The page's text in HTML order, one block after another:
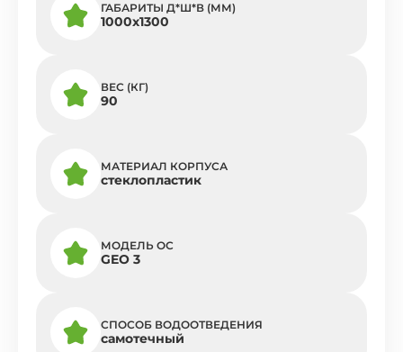
ГАБАРИТЫ Д*Ш*В (ММ)
1000х1300
ВЕС (КГ)
90
МАТЕРИАЛ КОРПУСА
стеклопластик
МОДЕЛЬ ОС
GEO 3
СПОСОБ ВОДООТВЕДЕНИЯ
самотечный